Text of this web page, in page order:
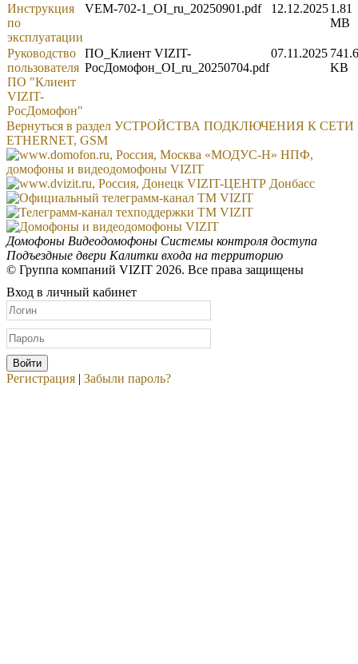
Инструкция
по
эксплуатации
VEM-702-1_OI_ru_20250901.pdf 12.12.20251.81
MB
Руководство
пользователя
ПО "Клиент
VIZIT-
РосДомофон"
ПО_Клиент VIZIT-
РосДомофон_OI_ru_20250704.pdf
07.11.2025
KB
Вернуться в раздел УСТРОЙСТВА ПОДКЛЮЧЕНИЯ К СЕТИ
ETHERNET, GSM
Домофоны Видеодомофоны Системы контроля доступа
Подъездные двери Калитки входа на территорию
© Группа компаний VIZIT 2026. Все права защищены
Вход в личный кабинет
Регистрация | Забыли пароль?